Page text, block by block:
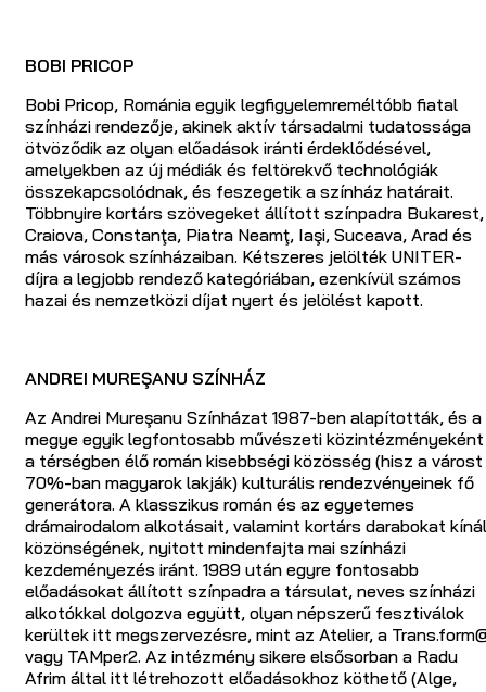
BOBI PRICOP
Bobi Pricop, Románia egyik legfigyelemreméltóbb fiatal
színházi rendezője, akinek aktív társadalmi tudatossága
ötvöződik az olyan előadások iránti érdeklődésével,
amelyekben az új médiák és feltörekvő technológiák
összekapcsolódnak, és feszegetik a színház határait.
Többnyire kortárs szövegeket állított színpadra Bukarest,
Craiova, Constanţa, Piatra Neamţ, Iaşi, Suceava, Arad és
más városok színházaiban. Kétszeres jelölték UNITER-
díjra a legjobb rendező kategóriában, ezenkívül számos
hazai és nemzetközi díjat nyert és jelölést kapott.
ANDREI MUREŞANU SZÍNHÁZ
Az Andrei Mureşanu Színházat 1987-ben alapították, és a
megye egyik legfontosabb művészeti közintézményeként
a térségben élő román kisebbségi közösség (hisz a várost
70%-ban magyarok lakják) kulturális rendezvényeinek fő
generátora. A klasszikus román és az egyetemes
drámairodalom alkotásait, valamint kortárs darabokat kínál
közönségének, nyitott mindenfajta mai színházi
kezdeményezés iránt. 1989 után egyre fontosabb
előadásokat állított színpadra a társulat, neves színházi
alkotókkal dolgozva együtt, olyan népszerű fesztiválok
kerültek itt megszervezésre, mint az Atelier, a
vagy TAMper2. Az intézmény sikere elsősorban a Radu
Afrim által itt létrehozott előadásokhoz köthető (Alge,